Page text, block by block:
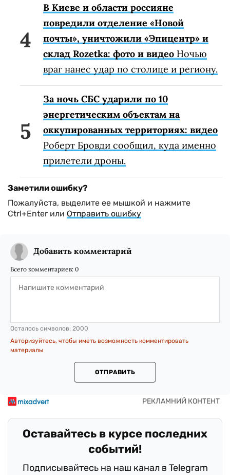
В Киеве и области россияне
повредили отделение «Новой
почты», уничтожили «Эпицентр» и
склад Rozetka: фото и видео Ночью
враг нанес удар по столице и региону.
За ночь СБС ударили по 10
энергетическим объектам на
оккупированных территориях: видео
Роберт Бровди сообщил, куда именно
прилетели дроны.
Заметили ошибку?
Пожалуйста, выделите ее мышкой и нажмите
Ctrl+Enter или Отправить ошибку
Добавить комментарий
Всего комментариев: 0
Осталось символов: 2000
Авторизуйтесь, чтобы иметь возможность комментировать
материалы
ОТПРАВИТЬ
Оставайтесь в курсе последних
событий!
Подписывайтесь на наш канал в Telegram